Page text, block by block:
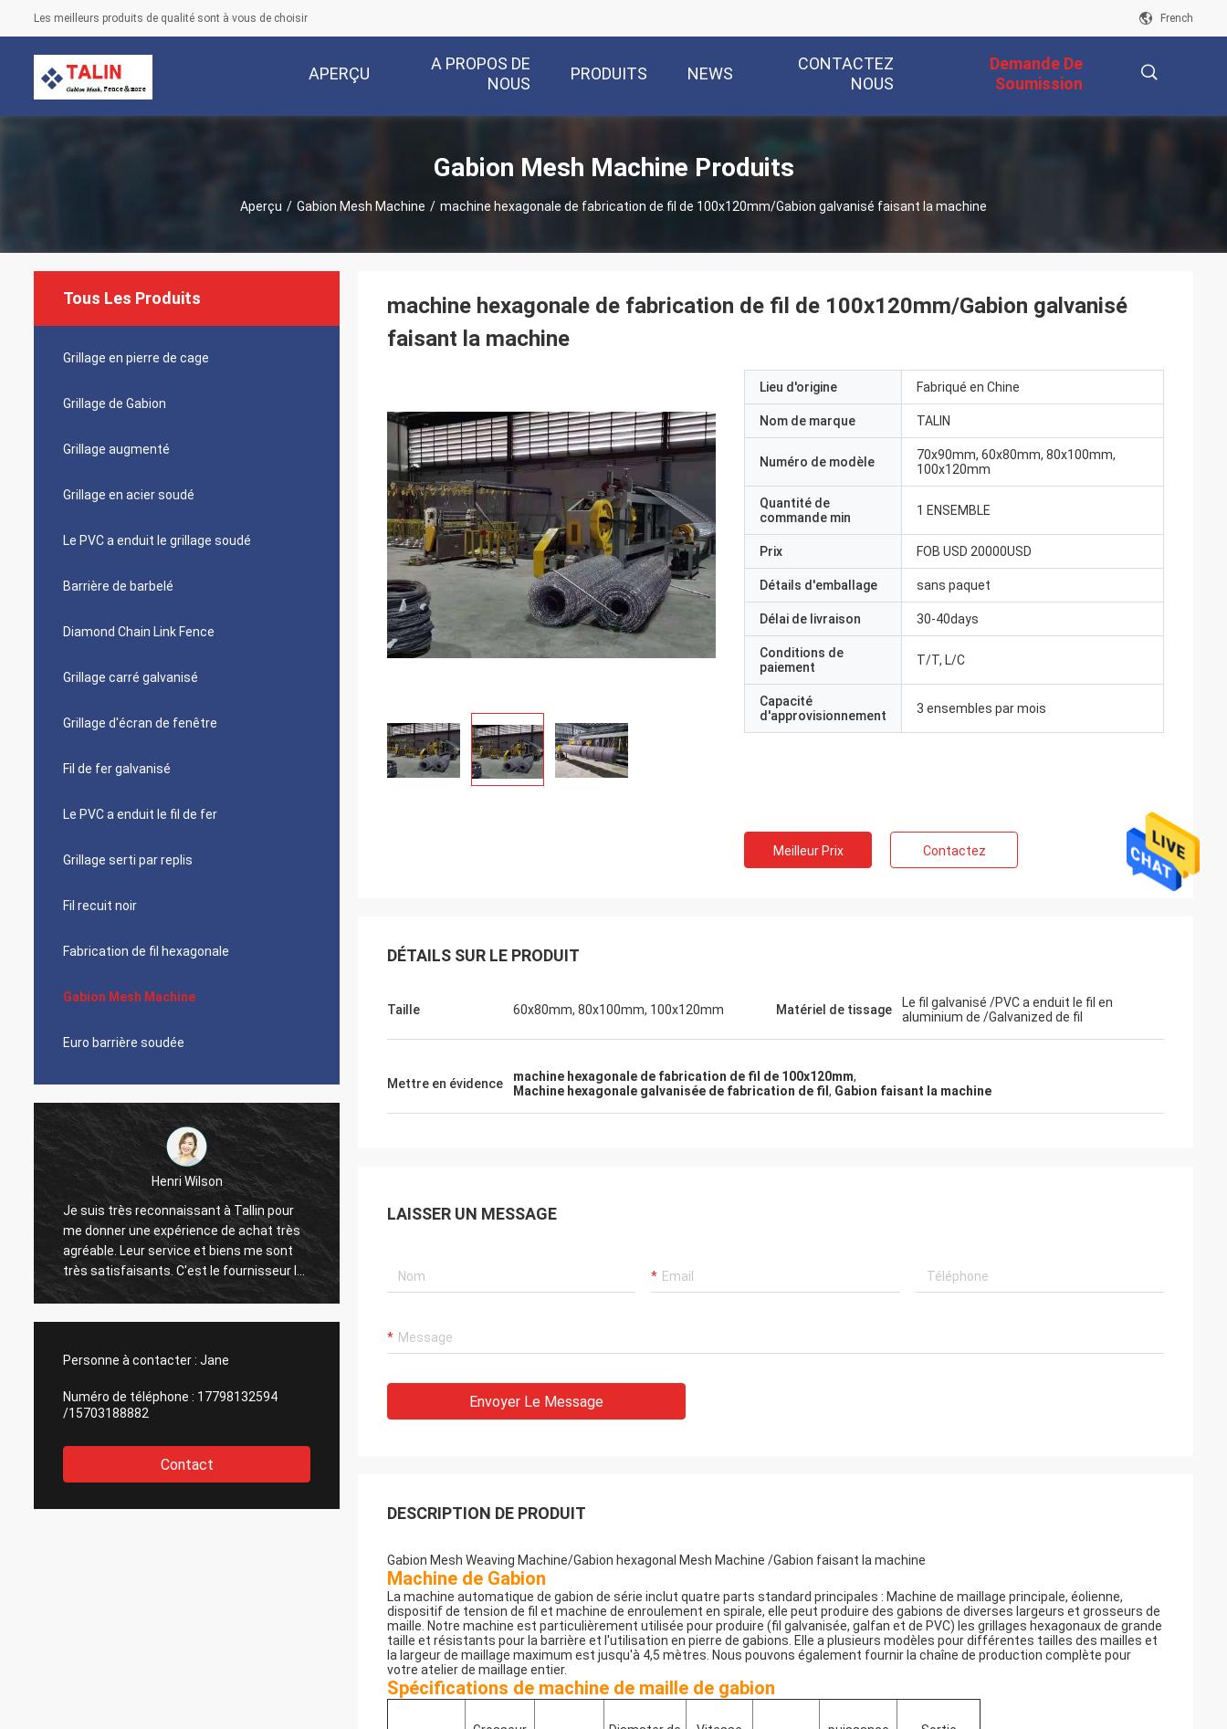
Les meilleurs produits de qualité sont à vous de choisir French
APERÇU
A PROPOS DE
NOUS
PRODUITS NEWS
CONTACTEZ
NOUS
Demande De
Soumission
Gabion Mesh Machine Produits
Aperçu / Gabion Mesh Machine / machine hexagonale de fabrication de fil de 100x120mm/Gabion galvanisé faisant la machine
Tous Les Produits
Grillage en pierre de cage
Grillage de Gabion
Grillage augmenté
Grillage en acier soudé
Le PVC a enduit le grillage soudé
Barrière de barbelé
Diamond Chain Link Fence
Grillage carré galvanisé
Grillage d'écran de fenêtre
Fil de fer galvanisé
Le PVC a enduit le fil de fer
Grillage serti par replis
Fil recuit noir
Fabrication de fil hexagonale
Gabion Mesh Machine
Euro barrière soudée
Henri Wilson
Je suis très reconnaissant à Tallin pour
me donner une expérience de achat très
agréable. Leur service et biens me sont
très satisfaisants. C'est le fournisseur le
plus satisfaisant que j'ai rencontré, et je
La coopération très agréable, la livraison
la société est très honorable, et j'attends
avec intérêt la future coopération
Personne à contacter : Jane
Numéro de téléphone : 17798132594
/15703188882
Contact
machine hexagonale de fabrication de fil de 100x120mm/Gabion galvanisé
faisant la machine
Lieu d'origine Fabriqué en Chine
Nom de marque TALIN
Numéro de modèle
70x90mm, 60x80mm, 80x100mm,
100x120mm
Quantité de
commande min
1 ENSEMBLE
Prix FOB USD 20000USD
Détails d'emballage sans paquet
Délai de livraison 30-40days
Conditions de
paiement
T/T, L/C
Capacité
d'approvisionnement
3 ensembles par mois
Meilleur Prix Contactez
DÉTAILS SUR LE PRODUIT
Taille 60x80mm, 80x100mm, 100x120mm Matériel de tissage
Le fil galvanisé /PVC a enduit le fil en
aluminium de /Galvanized de fil
Mettre en évidence machine hexagonale de fabrication de fil de 100x120mm,
Machine hexagonale galvanisée de fabrication de fil , Gabion faisant la machine
LAISSER UN MESSAGE
Envoyer Le Message
DESCRIPTION DE PRODUIT
Gabion Mesh Weaving Machine/Gabion hexagonal Mesh Machine /Gabion faisant la machine
Machine de Gabion
La machine automatique de gabion de série inclut quatre parts standard principales : Machine de maillage principale, éolienne,
dispositif de tension de fil et machine de enroulement en spirale, elle peut produire des gabions de diverses largeurs et grosseurs de
maille. Notre machine est particulièrement utilisée pour produire (fil galvanisée, galfan et de PVC) les grillages hexagonaux de grande
taille et résistants pour la barrière et l'utilisation en pierre de gabions. Elle a plusieurs modèles pour différentes tailles des mailles et
la largeur de maillage maximum est jusqu'à 4,5 mètres. Nous pouvons également fournir la chaîne de production complète pour
votre atelier de maillage entier.
Spécifications de machine de maille de gabion